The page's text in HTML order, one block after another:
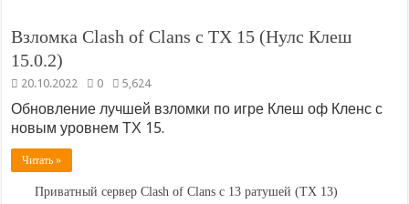
Взломка Clash of Clans с ТХ 15 (Нулс Клеш
15.0.2)
20.10.2022 0 5,624
Обновление лучшей взломки по игре Клеш оф Кленс с
новым уровнем ТХ 15.
Читать »
Приватный сервер Clash of Clans с 13 ратушей (ТХ 13)